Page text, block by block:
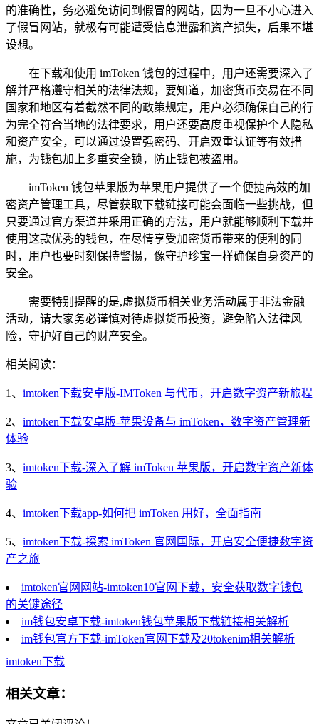
的准确性，务必避免访问到假冒的网站，因为一旦不小心进入
了假冒网站，就极有可能遭受信息泄露和资产损失，后果不堪
设想。
在下载和使用 imToken 钱包的过程中，用户还需要深入了
解并严格遵守相关的法律法规，要知道，加密货币交易在不同
国家和地区有着截然不同的政策规定，用户必须确保自己的行
为完全符合当地的法律要求，用户还要高度重视保护个人隐私
和资产安全，可以通过设置强密码、开启双重认证等有效措
施，为钱包加上多重安全锁，防止钱包被盗用。
imToken 钱包苹果版为苹果用户提供了一个便捷高效的加
密资产管理工具，尽管获取下载链接可能会面临一些挑战，但
只要通过官方渠道并采用正确的方法，用户就能够顺利下载并
使用这款优秀的钱包，在尽情享受加密货币带来的便利的同
时，用户也要时刻保持警惕，像守护珍宝一样确保自身资产的
安全。
需要特别提醒的是,虚拟货币相关业务活动属于非法金融
活动，请大家务必谨慎对待虚拟货币投资，避免陷入法律风
险，守护好自己的财产安全。
相关阅读：
1、 imtoken下载安卓版-IMToken 与代币，开启数字资产新旅程
2、 imtoken下载安卓版-苹果设备与 imToken，数字资产管理新
体验
3、 imtoken下载-深入了解 imToken 苹果版，开启数字资产新体
验
4、 imtoken下载app-如何把 imToken 用好，全面指南
5、 imtoken下载-探索 imToken 官网国际，开启安全便捷数字资
产之旅
imtoken官网网站-imtoken10官网下载，安全获取数字钱包
的关键途径
im钱包安卓下载-imtoken钱包苹果版下载链接相关解析
im钱包官方下载-imToken官网下载及20tokenim相关解析
imtoken下载
相关文章：